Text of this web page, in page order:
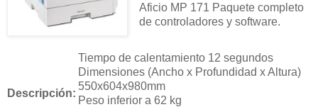
Aficio MP 171 Paquete completo
de controladores y software.
Descripción:
Tiempo de calentamiento 12 segundos
Dimensiones (Ancho x Profundidad x Altura)
550x604x980mm
Peso inferior a 62 kg